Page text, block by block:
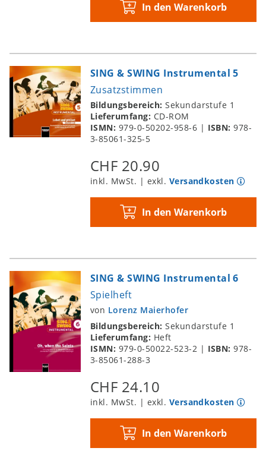
In den Warenkorb
SING & SWING Instrumental 5
Zusatzstimmen
Bildungsbereich:Sekundarstufe 1
Lieferumfang: CD-ROM
ISMN: 979-0-50202-958-6 | ISBN:978-
3-85061-325-5
CHF 20.90
inkl. MwSt. | exkl. Versandkosten
In den Warenkorb
SING & SWING Instrumental 6
Spielheft
von Lorenz Maierhofer
Bildungsbereich:Sekundarstufe 1
Lieferumfang: Heft
ISMN: 979-0-50022-523-2 | ISBN:978-
3-85061-288-3
CHF 24.10
inkl. MwSt. | exkl. Versandkosten
In den Warenkorb